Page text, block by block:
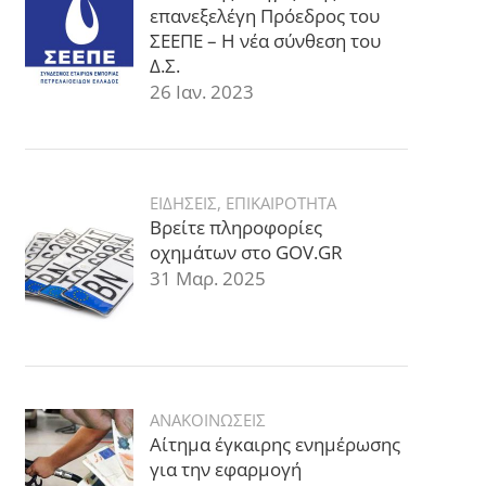
επανεξελέγη Πρόεδρος του
ΣΕΕΠΕ – Η νέα σύνθεση του
Δ.Σ.
26 Ιαν. 2023
ΕΙΔΗΣΕΙΣ, ΕΠΙΚΑΙΡΟΤΗΤΑ
Βρείτε πληροφορίες
οχημάτων στο GOV.GR
31 Μαρ. 2025
ΑΝΑΚΟΙΝΩΣΕΙΣ
Αίτημα έγκαιρης ενημέρωσης
για την εφαρμογή